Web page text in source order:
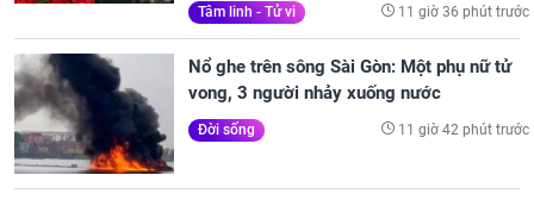
Tâm linh - Tử vi 11 giờ 36 phút trước
Nổ ghe trên sông Sài Gòn: Một phụ nữ tử
vong, 3 người nhảy xuống nước
Đời sống 11 giờ 42 phút trước